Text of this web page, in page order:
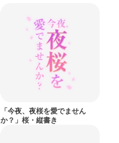
「今夜、夜桜を愛でません
か？」桜・縦書き